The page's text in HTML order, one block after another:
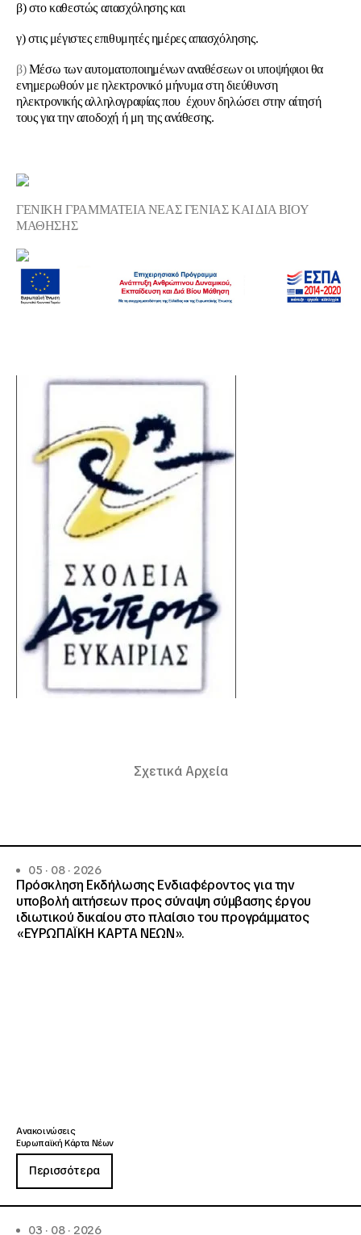
β) στο καθεστώς απασχόλησης και
γ) στις μέγιστες επιθυμητές ημέρες απασχόλησης.
β)Μέσω των αυτοματοποιημένων αναθέσεων οι υποψήφιοι θα
ενημερωθούν με ηλεκτρονικό μήνυμα στη διεύθυνση
ηλεκτρονικής αλληλογραφίας που έχουν δηλώσει στην αίτησή
τους για την αποδοχή ή μη της ανάθεσης.
ΓΕΝΙΚΗ ΓΡΑΜΜΑΤΕΙΑ ΝΕΑΣ ΓΕΝΙΑΣ ΚΑΙ ΔΙΑ ΒΙΟΥ
ΜΑΘΗΣΗΣ
Σχετικά Αρχεία
05 · 08 · 2026
Πρόσκληση Εκδήλωσης Ενδιαφέροντος για την
υποβολή αιτήσεων προς σύναψη σύμβασης έργου
ιδιωτικού δικαίου στο πλαίσιο του προγράμματος
«ΕΥΡΩΠΑΪΚΗ ΚΑΡΤΑ ΝΕΩΝ».
Ανακοινώσεις
Ευρωπαϊκή Κάρτα Νέων
Περισσότερα
03 · 08 · 2026